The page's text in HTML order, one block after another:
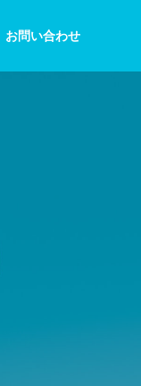
お問い合わせ